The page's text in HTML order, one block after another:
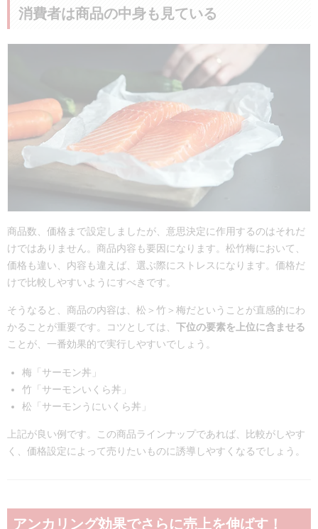
消費者は商品の中身も見ている
商品数、価格まで設定しましたが、意思決定に作用するのはそれだ
けではありません。商品内容も要因になります。松竹梅において、
価格も違い、内容も違えば、選ぶ際にストレスになります。価格だ
けで比較しやすいようにすべきです。
そうなると、商品の内容は、松＞竹＞梅だということが直感的にわ
かることが重要です。コツとしては、 下位の要素を上位に含ませる
ことが、一番効果的で実行しやすいでしょう。
梅「サーモン丼」
竹「サーモンいくら丼」
松「サーモンうにいくら丼」
上記が良い例です。この商品ラインナップであれば、比較がしやす
く、価格設定によって売りたいものに誘導しやすくなるでしょう。
アンカリング効果でさらに売上を伸ばす！